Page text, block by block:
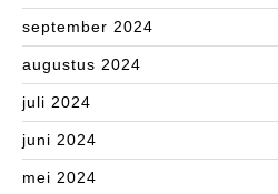
september 2024
augustus 2024
juli 2024
juni 2024
mei 2024